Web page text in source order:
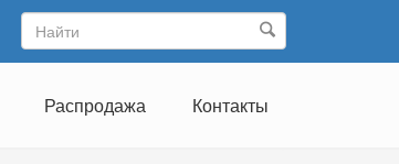
Распродажа Контакты